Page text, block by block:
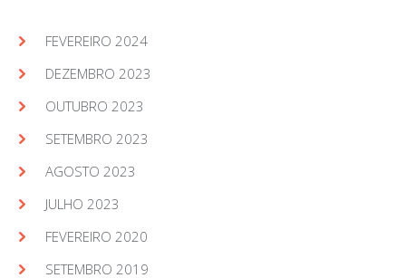
FEVEREIRO 2024
DEZEMBRO 2023
OUTUBRO 2023
SETEMBRO 2023
AGOSTO 2023
JULHO 2023
FEVEREIRO 2020
SETEMBRO 2019